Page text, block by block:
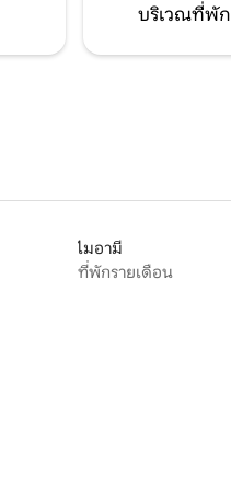
บริเวณที่พัก
ไมอามี
ที่พักรายเดือน